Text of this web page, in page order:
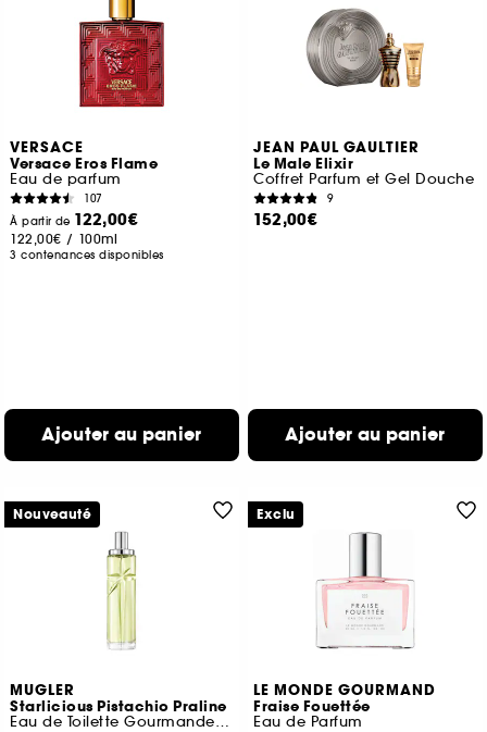
VERSACE
Versace Eros Flame
Eau de parfum
107
À partir de 122,00€
122,00€ / 100ml
3 contenances disponibles
Ajouter au panier
JEAN PAUL GAULTIER
Le Male Elixir
Coffret Parfum et Gel Douche
9
152,00€
Ajouter au panier
MUGLER
Starlicious Pistachio Praline
Eau de Toilette Gourmande Boisée Fruitée
Nouveauté
LE MONDE GOURMAND
Fraise Fouettée
Eau de Parfum
Exclu